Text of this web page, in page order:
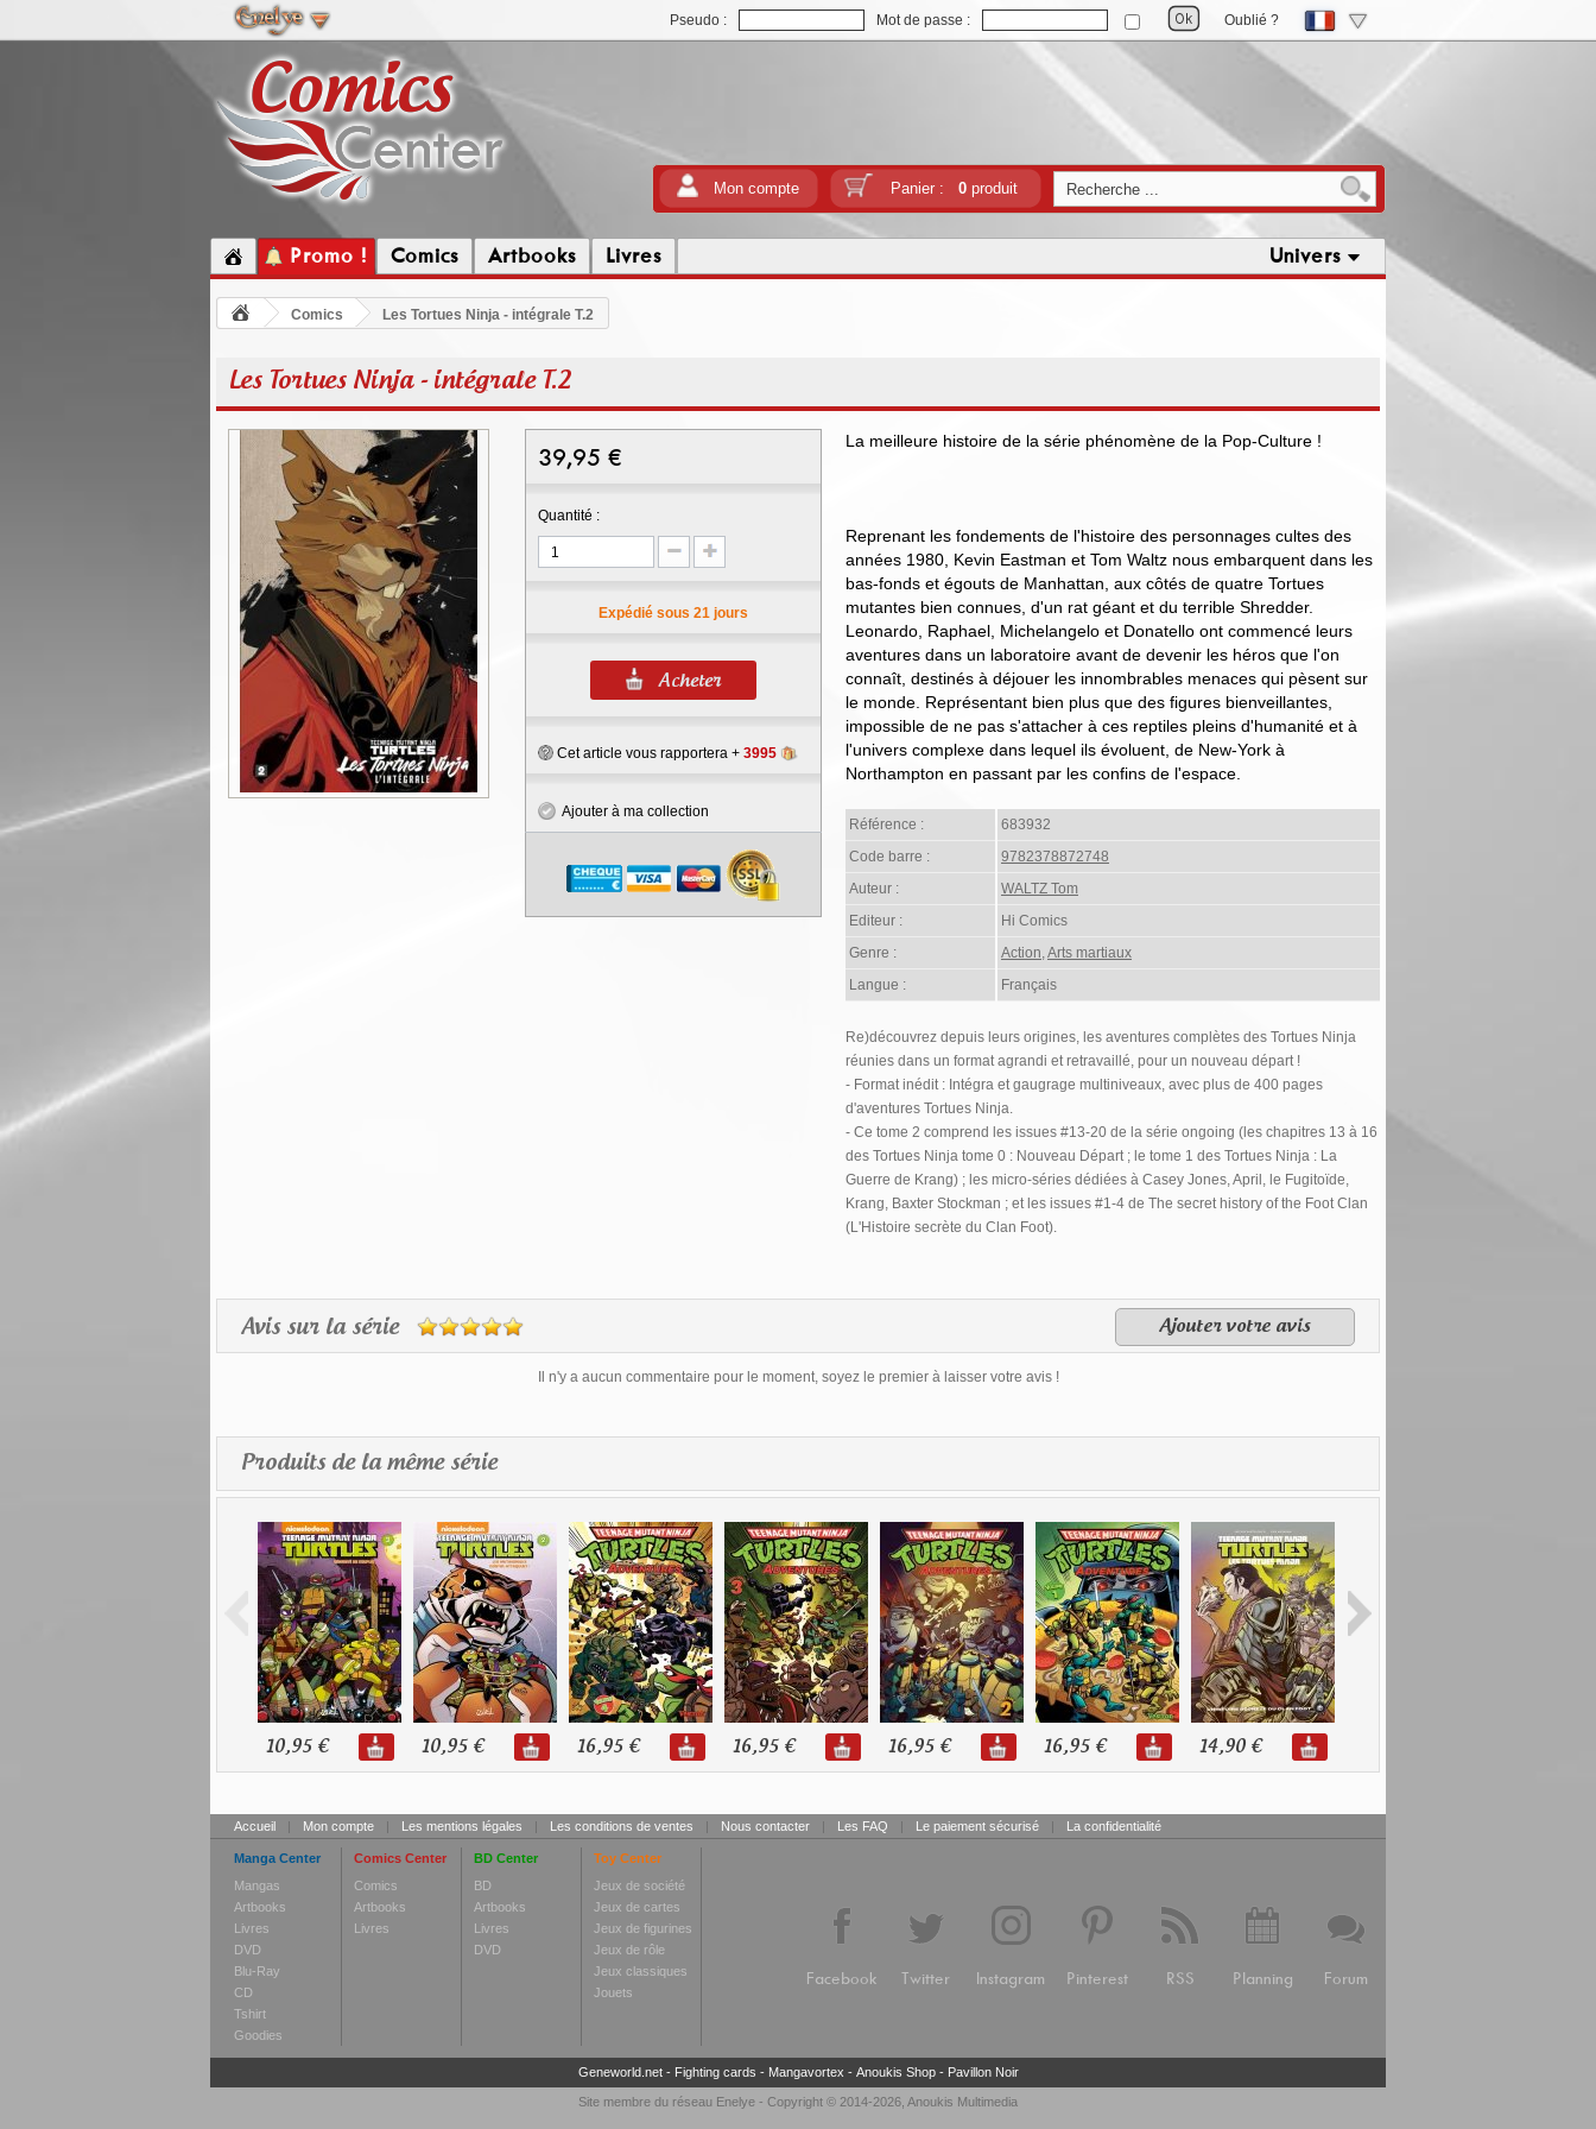
Pseudo : Mot de passe : Oublié ?
Mon compte Panier : 0produit
Promo ! Comics Artbooks Livres Univers
Comics Les Tortues Ninja - intégrale T.2
Les Tortues Ninja - intégrale T.2
39,95 €
Quantité :
Expédié sous 21 jours
Cet article vous rapportera + 3995
Ajouter à ma collection
La meilleure histoire de la série phénomène de la Pop-Culture !
Reprenant les fondements de l'histoire des personnages cultes des
années 1980, Kevin Eastman et Tom Waltz nous embarquent dans les
bas-fonds et égouts de Manhattan, aux côtés de quatre Tortues
mutantes bien connues, d'un rat géant et du terrible Shredder.
Leonardo, Raphael, Michelangelo et Donatello ont commencé leurs
aventures dans un laboratoire avant de devenir les héros que l'on
connaît, destinés à déjouer les innombrables menaces qui pèsent sur
le monde. Représentant bien plus que des figures bienveillantes,
impossible de ne pas s'attacher à ces reptiles pleins d'humanité et à
l'univers complexe dans lequel ils évoluent, de New-York à
Northampton en passant par les confins de l'espace.
Référence :
683932
Code barre :
9782378872748
Auteur :
WALTZ Tom
Editeur :
Hi Comics
Genre :
Action,Arts martiaux
Langue :
Français
Re)découvrez depuis leurs origines, les aventures complètes des Tortues Ninja
réunies dans un format agrandi et retravaillé, pour un nouveau départ !
- Format inédit : Intégra et gaugrage multiniveaux, avec plus de 400 pages
d'aventures Tortues Ninja.
- Ce tome 2 comprend les issues #13-20 de la série ongoing (les chapitres 13 à 16
des Tortues Ninja tome 0 : Nouveau Départ ; le tome 1 des Tortues Ninja : La
Guerre de Krang) ; les micro-séries dédiées à Casey Jones, April, le Fugitoïde,
Krang, Baxter Stockman ; et les issues #1-4 de The secret history of the Foot Clan
(L'Histoire secrète du Clan Foot).
Avis sur la série Ajouter votre avis
Il n'y a aucun commentaire pour le moment, soyez le premier à laisser votre avis !
Produits de la même série
10,95 € 10,95 € 16,95 € 16,95 € 16,95 € 16,95 € 14,90 €
Accueil | Mon compte | Les mentions légales | Les conditions de ventes | Nous contacter | Les FAQ | Le paiement sécurisé | La confidentialité
Manga Center
Mangas
Artbooks
Livres
DVD
Blu-Ray
CD
Tshirt
Goodies
Comics Center
Comics
Artbooks
Livres
BD Center
BD
Artbooks
Livres
DVD
Toy Center
Jeux de société
Jeux de cartes
Jeux de figurines
Jeux de rôle
Jeux classiques
Jouets
Facebook Twitter Instagram Pinterest RSS Planning Forum
Geneworld.net- Fighting cards - Mangavortex - Anoukis Shop- Pavillon Noir
Site membre du réseau Enelye - Copyright © 2014-2026, Anoukis Multimedia